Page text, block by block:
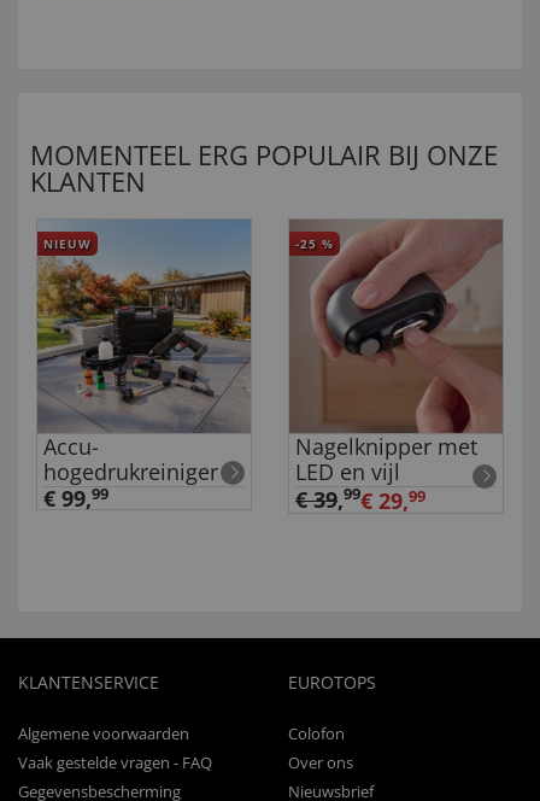
MOMENTEEL ERG POPULAIR BIJ ONZE
KLANTEN
NIEUW
Accu-
hogedrukreiniger
€ 99,99
-25 %
Nagelknipper met
LED en vijl
€ 39,99€ 29,99
KLANTENSERVICE
Algemene voorwaarden
Vaak gestelde vragen - FAQ
Gegevensbescherming
EUROTOPS
Colofon
Over ons
Nieuwsbrief